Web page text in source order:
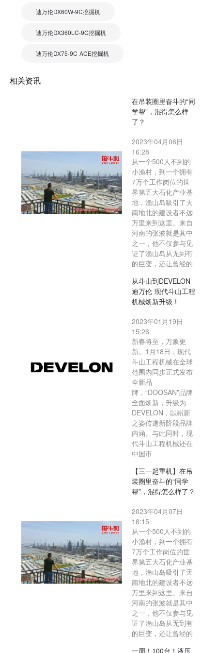
迪万伦DX60W-9C挖掘机
迪万伦DX360LC-9C挖掘机
迪万伦DX75-9C ACE挖掘机
相关资讯
在吊装圈里奋斗的“同
学帮”，混得怎么样
了？
2023年04月06日
16:28
从一个500人不到的
小渔村，到一个拥有
7万个工作岗位的世
界第五大石化产业基
地，渔山岛吸引了天
南地北的建设者不远
万里来到这里。来自
河南的张波就是其中
之一，他不仅参与见
证了渔山岛从无到有
的巨变，还让曾经的
从斗山到DEVELON
迪万伦 现代斗山工程
机械焕新升级！
2023年01月19日
15:26
新春将至，万象更
新。1月18日，现代
斗山工程机械在全球
范围内同步正式发布
全新品
牌，“DOOSAN”品牌
全面焕新，升级为
DEVELON，以崭新
之姿传递新阶段品牌
内涵。与此同时，现
代斗山工程机械还在
中国市
【三一起重机】在吊
装圈里奋斗的“同学
帮”，混得怎么样了？
2023年04月07日
18:15
从一个500人不到的
小渔村，到一个拥有
7万个工作岗位的世
界第五大石化产业基
地，渔山岛吸引了天
南地北的建设者不远
万里来到这里。来自
河南的张波就是其中
之一，他不仅参与见
证了渔山岛从无到有
的巨变，还让曾经的
一周！100台！液压